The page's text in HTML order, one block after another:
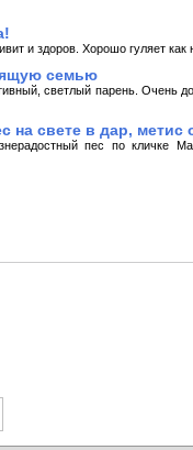
и здоров. Хорошо гуляет как
семью
светлый парень. Очень
свете в дар, метис
пес по кличке